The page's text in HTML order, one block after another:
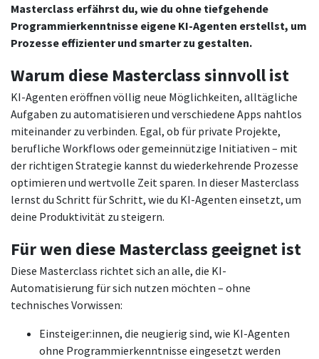
Masterclass erfährst du, wie du ohne tiefgehende
Programmierkenntnisse eigene KI-Agenten erstellst, um
Prozesse effizienter und smarter zu gestalten.
Warum diese Masterclass sinnvoll ist
KI-Agenten eröffnen völlig neue Möglichkeiten, alltägliche
Aufgaben zu automatisieren und verschiedene Apps nahtlos
miteinander zu verbinden. Egal, ob für private Projekte,
berufliche Workflows oder gemeinnützige Initiativen – mit
der richtigen Strategie kannst du wiederkehrende Prozesse
optimieren und wertvolle Zeit sparen. In dieser Masterclass
lernst du Schritt für Schritt, wie du KI-Agenten einsetzt, um
deine Produktivität zu steigern.
Für wen diese Masterclass geeignet ist
Diese Masterclass richtet sich an alle, die KI-
Automatisierung für sich nutzen möchten – ohne
technisches Vorwissen:
Einsteiger:innen, die neugierig sind, wie KI-Agenten
ohne Programmierkenntnisse eingesetzt werden